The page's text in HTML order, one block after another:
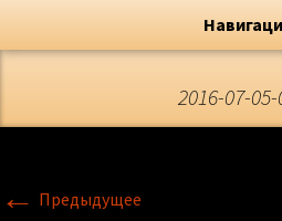
Флёрова
Художник,
2016-07-
← Предыдущее